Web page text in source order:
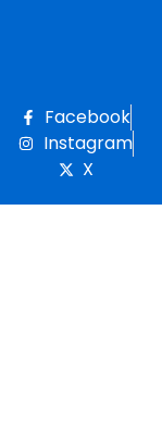
Facebook
Instagram
X